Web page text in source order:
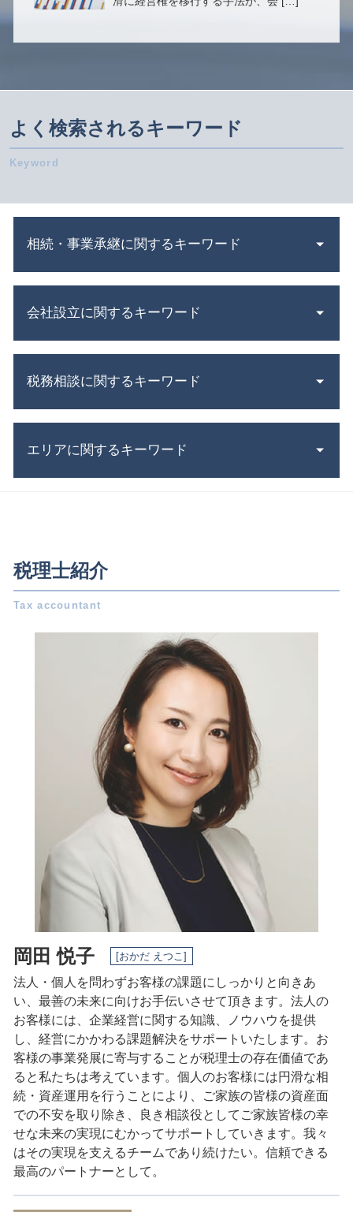
よく検索されるキーワード
相続・事業承継に関するキーワード
連帯保証人 相続
みなし 相続 財産 とは
m&a 事業承継
吸収合併 契約 承継
相続税 国税庁
共同 相続人
事業 承継
事業 譲渡 とは
遺留分減殺請求権 とは
会社設立に関するキーワード
定款 とは
会社設立費用 経費
株式会社 資本金
助成金 制度
株式会社 設立費用
補助金申請 代行 違法
法人 税金 種類
会社設立 補助金
会社設立 個人事業主
起業 補助金
税務相談に関するキーワード
還付申告 必要書類
税務申告書 種類
白色申告 控除額
記帳 義務
税務調査 時期
税務調査 対象
税務調査 流れ
税理士 顧問料
節税対策 個人事業主
確定申告 時期
確定申告 流れ
エリアに関するキーワード
事業承継 岐阜県 相談
会社設立 三重県 相談
税務相談 名古屋市 税理士
税務相談 一宮市 税理士
税務相談 岐阜県 税理士
会社設立 日進市 税理士
相続 愛知県 相談
税務相談 日進市 税理士
事業承継 一宮市 相談
会社設立 岐阜県 税理士
事業承継 三重県 税理士
事業承継 日進市 相談
会社設立 一宮市 相談
事業承継 愛知県 相談
相続 愛知県 税理士
会社設立 三重県 税理士
税理士紹介
岡田 悦子 [おかだ えつこ]
法人・個人を問わずお客様の課題にしっかりと向きあ
い、最善の未来に向けお手伝いさせて頂きます。法人の
お客様には、企業経営に関する知識、ノウハウを提供
し、経営にかかわる課題解決をサポートいたします。 お
客様の事業発展に寄与することが税理士の存在価値であ
ると私たちは考えています。 個人のお客様には円滑な相
続・資産運用を行うことにより、ご家族の皆様の資産面
での不安を取り除き、良き相談役としてご家族皆様の幸
せな未来の実現にむかってサポートしていきます。 我々
はその実現を支えるチームであり続けたい。 信頼できる
最高のパートナーとして。